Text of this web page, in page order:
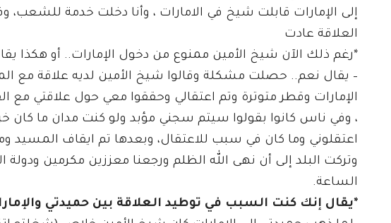
إلى الإمارات قابلت شيخ في الامارات ، وأنا دخلت خدمة للشعب،
العلاقة عادت
*رغم ذلك الآن شيخ الأمين ممنوع من دخول الإمارات.. أو هكذا
– يقال نعم.. حصلت مشكلة وقالوا شيخ الأمين لديه علاقة مع
الإمارات وقطر متوترة وتم اعتقالي وحققوا معي حول علاقتي مع
، وفي ناس كانوا بقولوا سيتم سجني مؤبد ولو كنت مدان ما كان
اعتقلوني وما كان في سبب للاعتقال، وبعدها تم ايقاف المسيد
وتركت البلد إلى أن نهى الله الظلم ورجعنا معززين مكرمين
الساعة.
*يقال إنك كنت السبب في توطيد العلاقة بين حميدتي